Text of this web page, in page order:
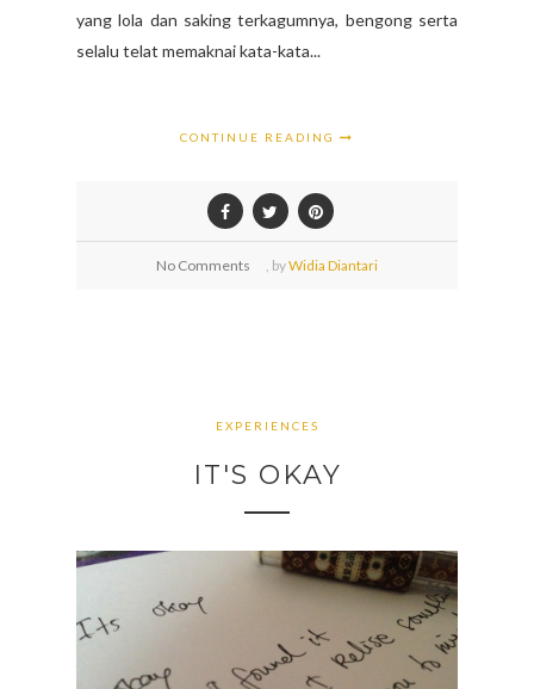
yang lola dan saking terkagumnya, bengong serta
selalu telat memaknai kata-kata...
CONTINUE READING
No Comments byWidia Diantari
EXPERIENCES
IT'S OKAY